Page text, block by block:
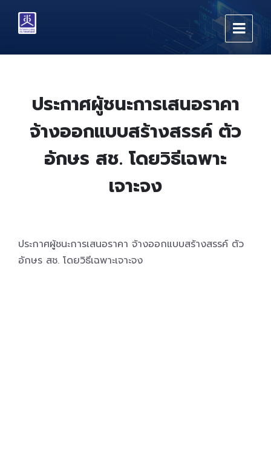
content
main
footer
ประกาศผู้ชนะการเสนอราคา
จ้างออกแบบสร้างสรรค์ ตัว
อักษร สช. โดยวิธีเฉพาะ
เจาะจง
ประกาศผู้ชนะการเสนอราคา จ้างออกแบบสร้างสรรค์ ตัว
อักษร สช. โดยวิธีเฉพาะเจาะจง